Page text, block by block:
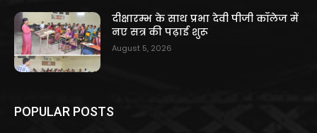
दीक्षारम्भ के साथ प्रभा देवी पीजी कॉलेज में
नए सत्र की पढ़ाई शुरू
August 5, 2026
POPULAR POSTS